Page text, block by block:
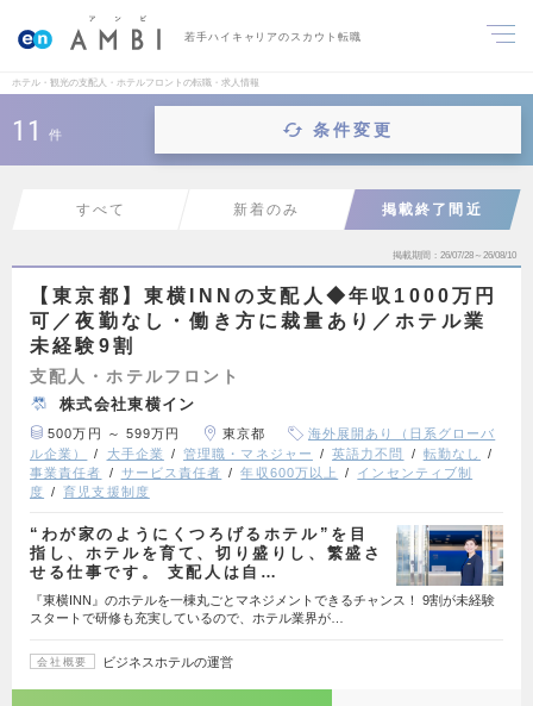
若手ハイキャリアのスカウト転職
ホテル・観光の支配人・ホテルフロントの転職・求人情報
11 件 条件変更
すべて 新着のみ 掲載終了間近
掲載期間 26/07/28～26/08/10
【東京都】東横INNの支配人◆年収1000万円
可／夜勤なし・働き方に裁量あり／ホテル業
未経験9割
支配人・ホテルフロント
株式会社東横イン
500万円 ～ 599万円 東京都
海外展開あり（日系グローバ
ル企業）
大手企業 管理職・マネジャー 英語力不問
転勤なし
事業責任者
サービス責任者 年収600万以上
インセンティブ制
度
育児支援制度
“わが家のようにくつろげるホテル”を目
指し、ホテルを育て、切り盛りし、繁盛さ
せる仕事です。 支配人は自…
『東横INN』のホテルを一棟丸ごとマネジメントできるチャンス！ 9割が未経験
スタートで研修も充実しているので、ホテル業界が…
会社概要 ビジネスホテルの運営